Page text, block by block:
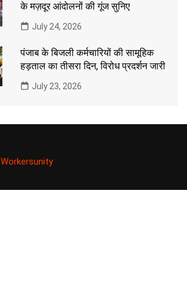
के मज़दूर आंदोलनों की गूंज सुनिए
July 24, 2026
पंजाब के बिजली कर्मचारियों की सामूहिक
हड़ताल का तीसरा दिन, विरोध प्रदर्शन जारी
July 23, 2026
Workersunity